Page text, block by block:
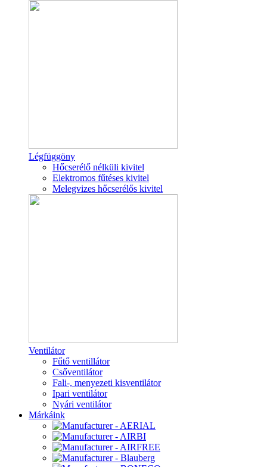
Légfüggöny
Hőcserélő nélküli kivitel
Elektromos fűtéses kivitel
Melegvizes hőcserélős kivitel
Ventilátor
Fűtő ventillátor
Csőventilátor
Fali-, menyezeti kisventilátor
Ipari ventilátor
Nyári ventilátor
Márkáink